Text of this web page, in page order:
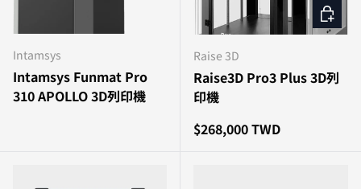
Intamsys
Intamsys Funmat Pro
310 APOLLO 3D列印機
Raise 3D
Raise3D Pro3 Plus 3D列
印機
原價
$268,000 TWD
加入購